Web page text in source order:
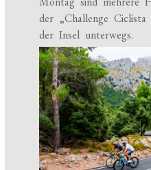
der „Challenge
der Insel unterwegs.